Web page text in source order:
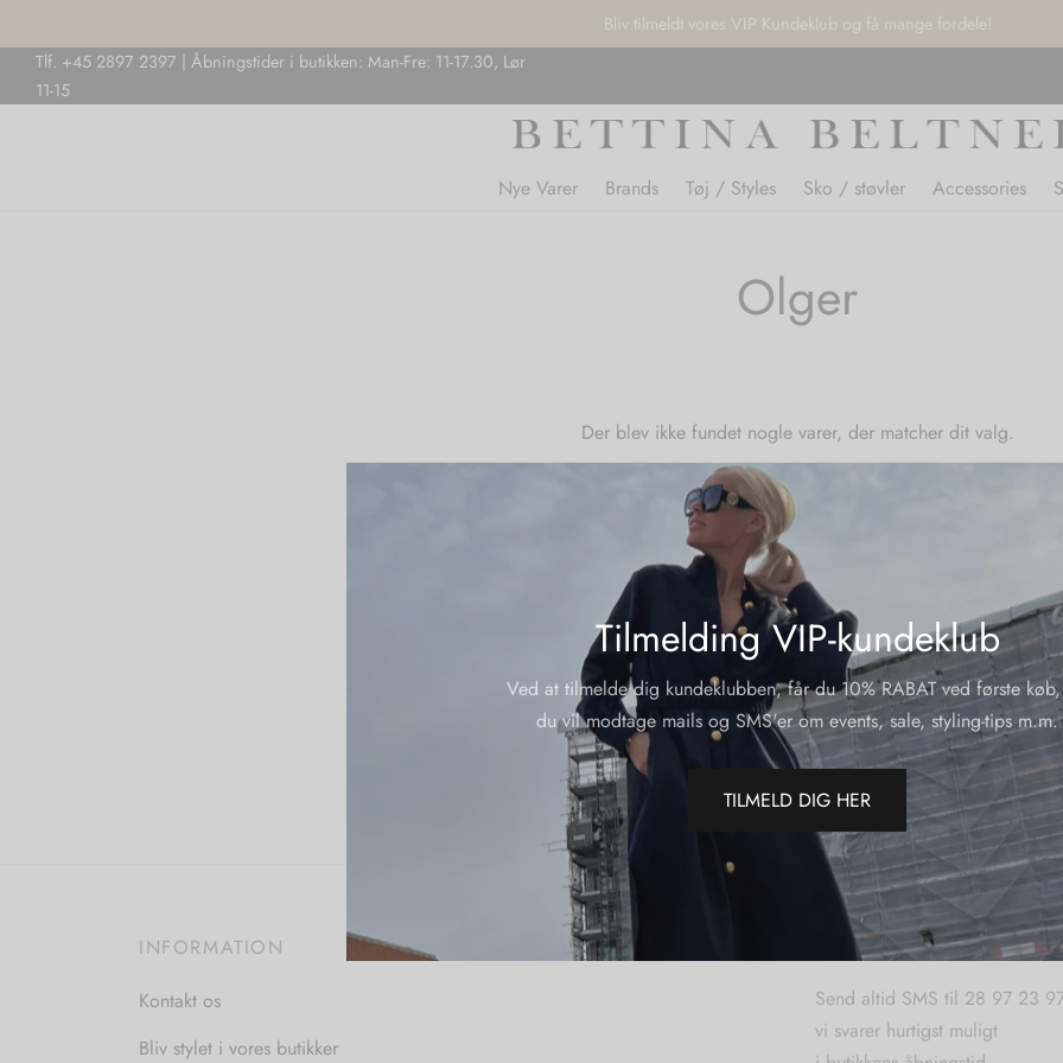
Tilmelding VIP-kundeklub
Ved at tilmelde dig kundeklubben, får du 10% RABAT ved første
du vil modtage mails og SMS'er om events, sale, styling-tips m.m.
TILMELD DIG HER
Bliv tilmeldt vores VIP Kundeklub og få mange fordele!
Tlf. +45 2897 2397 | Åbningstider i butikken: Man-Fre: 11-17.30, Lør
11-15
Nye Varer Brands Tøj / Styles Sko / støvler Accessories
Olger
Der blev ikke fundet nogle varer, der matcher dit valg.
INFORMATION
Kontakt os
Bliv stylet i vores butikker
SPØRGSMÅL
Send altid SMS til 28 97 23
vi svarer hurtigst muligt